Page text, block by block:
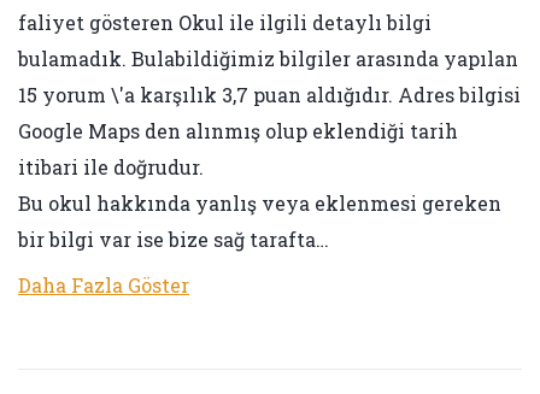
faliyet gösteren Okul ile ilgili detaylı bilgi
bulamadık. Bulabildiğimiz bilgiler arasında yapılan
15 yorum \'a karşılık 3,7 puan aldığıdır. Adres bilgisi
Google Maps den alınmış olup eklendiği tarih
itibari ile doğrudur.
Bu okul hakkında yanlış veya eklenmesi gereken
bir bilgi var ise bize sağ tarafta…
Daha Fazla Göster